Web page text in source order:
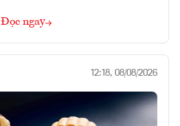
Đọc ngay
12:18, 08/08/2026